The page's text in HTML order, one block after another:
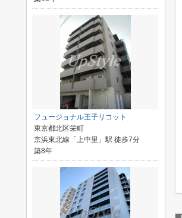
フュージョナル王子リコット
東京都北区栄町
京浜東北線「上中里」駅 徒歩7分
築8年